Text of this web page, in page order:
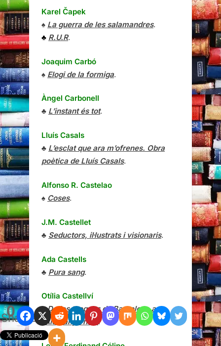
0
Shares
Karel Čapek
♠ La guerra de les salamandres.
♣ R.U.R.
Joaquim Carbó
♠ Elogi de la formiga.
Àngel Carbonell
♣ L’instant és tot.
Lluís Casals
♣ L’esclat que ara m’ofrenes. Obra
poètica de Lluís Casals.
Alfonso R. Castelao
♠ Coses.
J.M. Castellet
♣ Seductors, il·lustrats i visionaris.
Ada Castells
♣ Pura sang.
Otília Castellví
♠De les txeques de Barcelona a
l’Alemanya nazi .